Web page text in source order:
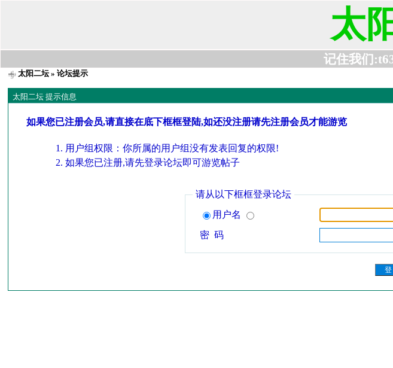
太
记住我们
太阳二坛» 论坛提示
太阳二坛 提示信息
如果您已注册会员,请直接在底下框框登陆,如还没注册请先注册会员才能游览
用户组权限：你所属的用户组没有发表回复的权限!
如果您已注册,请先登录论坛即可游览帖子
请从以下框框登录论坛
用户名
密 码